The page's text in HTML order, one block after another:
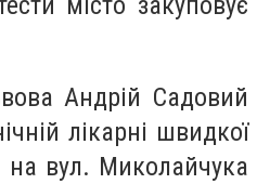
Андрій Садовий
лікарні швидкої
на вул. Миколайчука